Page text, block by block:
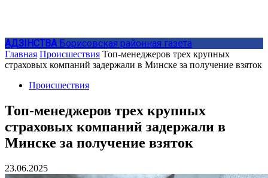
АДЗIНСТВА Борисовская районная газета
Главная Происшествия Топ-менеджеров трех крупных
страховых компаний задержали в Минске за получение взяток
Происшествия
Топ-менеджеров трех крупных
страховых компаний задержали в
Минске за получение взяток
23.06.2025